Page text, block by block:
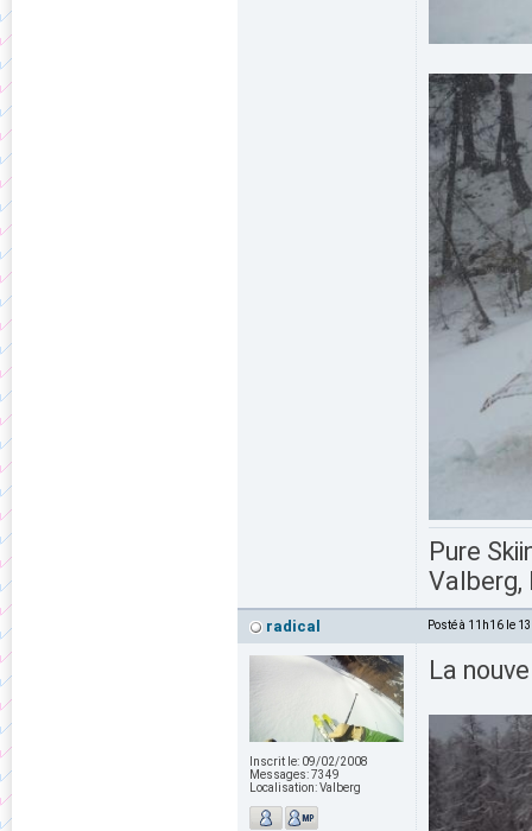
Pure
Valberg,
radical Posté à 11h16 le
Inscrit le: 09/02/2008
Messages:7349
Localisation:Valberg
La